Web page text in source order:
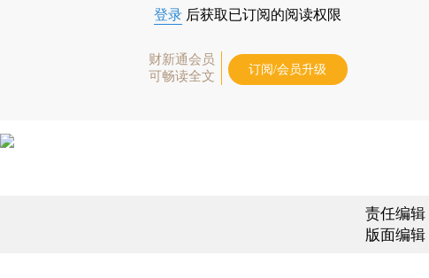
登录 后获取已订阅的阅读权限
财新通会员
可畅读全文
订阅/会员升级
责任编
版面编辑